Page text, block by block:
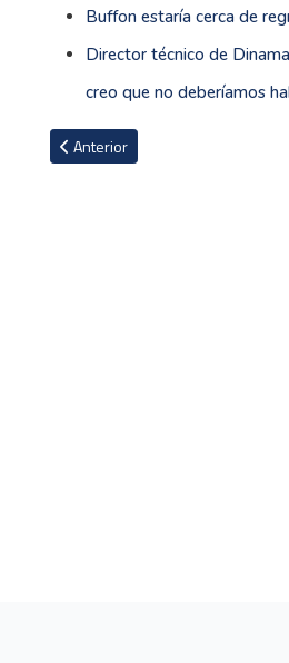
Buffon estaría cerca de
Director técnico de
creo que no deberíamos
Artículo anterior: Novak Djokovic
Anterior